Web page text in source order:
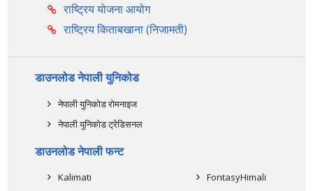
राष्ट्रिय योजना आयोग
राष्ट्रिय किताबखाना (निजामती)
डाउनलोड नेपाली युनिकोड
नेपाली युनिकोड रोमनाइज
नेपाली युनिकोड ट्रेडिसनल
डाउनलोड नेपाली फन्ट
Kalimati FontasyHimali